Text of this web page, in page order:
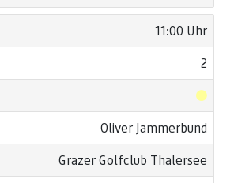
11:00 Uhr
2
Oliver Jammerbund
Grazer Golfclub Thalersee